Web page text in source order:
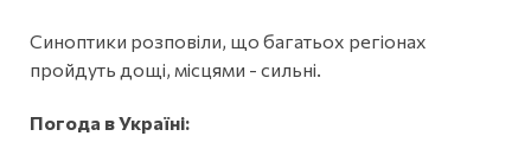
Синоптики розповіли, що багатьох регіонах
пройдуть дощі, місцями - сильні.
Погода в Україні: